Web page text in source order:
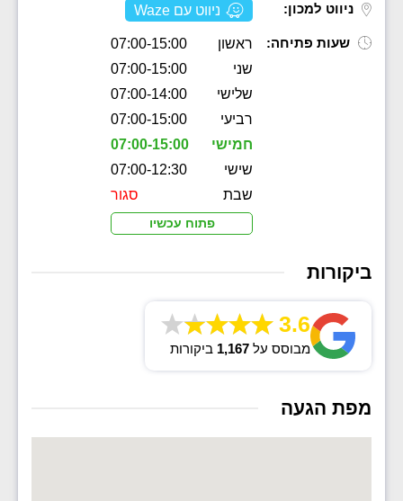
ניווט למכון:
ניווט עם Waze
שעות פתיחה: ראשון
07:00-15:00
שני
07:00-15:00
שלישי
07:00-14:00
רביעי
07:00-15:00
חמישי
07:00-15:00
שישי
07:00-12:30
שבת
סגור
פתוח עכשיו
ביקורות
3.6
מבוסס על 1,167 ביקורות
מפת הגעה